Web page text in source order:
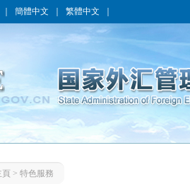
簡體中文 繁體中文
頁 > 特色服務